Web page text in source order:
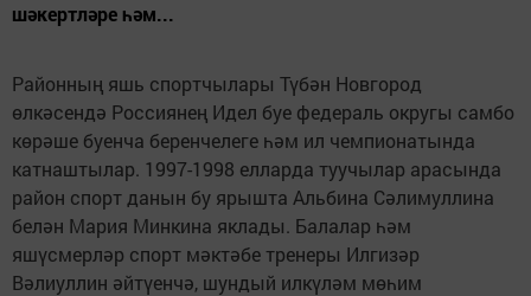
шәкертләре һәм...
Районның яшь спортчылары Түбән Новгород
өлкәсендә Россиянең Идел буе федераль округы самбо
көрәше буенча беренчелеге һәм ил чемпионатында
катнаштылар. 1997-1998 елларда туучылар арасында
район спорт данын бу ярышта Альбина Сәлимуллина
белән Мария Минкина яклады. Балалар һәм
яшүсмерләр спорт мәктәбе тренеры Илгизәр
Вәлиуллин әйтүенчә, шундый илкүләм мөһим